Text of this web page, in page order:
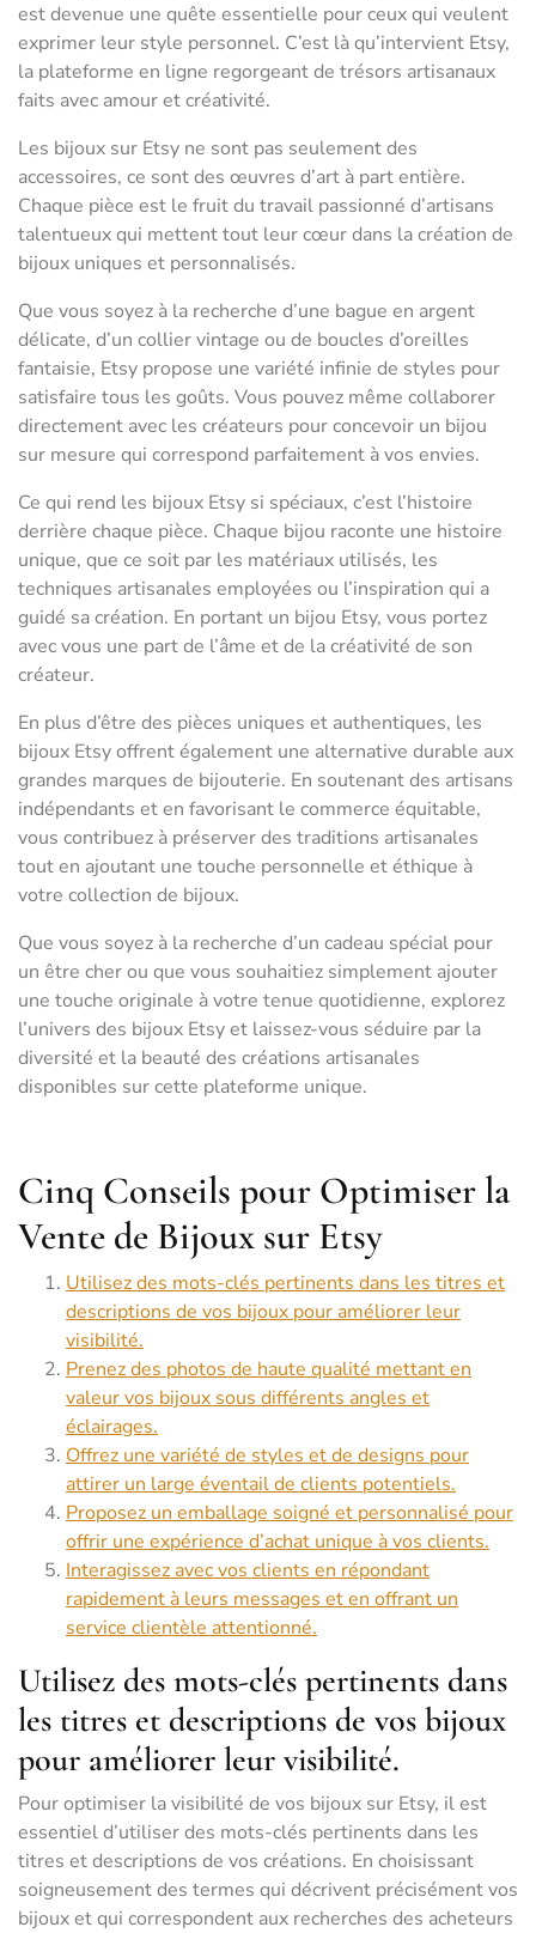
est devenue une quête essentielle pour ceux qui veulent
exprimer leur style personnel. C’est là qu’intervient Etsy,
la plateforme en ligne regorgeant de trésors artisanaux
faits avec amour et créativité.
Les bijoux sur Etsy ne sont pas seulement des
accessoires, ce sont des œuvres d’art à part entière.
Chaque pièce est le fruit du travail passionné d’artisans
talentueux qui mettent tout leur cœur dans la création de
bijoux uniques et personnalisés.
Que vous soyez à la recherche d’une bague en argent
délicate, d’un collier vintage ou de boucles d’oreilles
fantaisie, Etsy propose une variété infinie de styles pour
satisfaire tous les goûts. Vous pouvez même collaborer
directement avec les créateurs pour concevoir un bijou
sur mesure qui correspond parfaitement à vos envies.
Ce qui rend les bijoux Etsy si spéciaux, c’est l’histoire
derrière chaque pièce. Chaque bijou raconte une histoire
unique, que ce soit par les matériaux utilisés, les
techniques artisanales employées ou l’inspiration qui a
guidé sa création. En portant un bijou Etsy, vous portez
avec vous une part de l’âme et de la créativité de son
créateur.
En plus d’être des pièces uniques et authentiques, les
bijoux Etsy offrent également une alternative durable aux
grandes marques de bijouterie. En soutenant des artisans
indépendants et en favorisant le commerce équitable,
vous contribuez à préserver des traditions artisanales
tout en ajoutant une touche personnelle et éthique à
votre collection de bijoux.
Que vous soyez à la recherche d’un cadeau spécial pour
un être cher ou que vous souhaitiez simplement ajouter
une touche originale à votre tenue quotidienne, explorez
l’univers des bijoux Etsy et laissez-vous séduire par la
diversité et la beauté des créations artisanales
disponibles sur cette plateforme unique.
Cinq Conseils pour Optimiser la
Vente de Bijoux sur Etsy
Utilisez des mots-clés pertinents dans les titres et
descriptions de vos bijoux pour améliorer leur
visibilité.
Prenez des photos de haute qualité mettant en
valeur vos bijoux sous différents angles et
éclairages.
Offrez une variété de styles et de designs pour
attirer un large éventail de clients potentiels.
Proposez un emballage soigné et personnalisé pour
offrir une expérience d’achat unique à vos clients.
Interagissez avec vos clients en répondant
rapidement à leurs messages et en offrant un
service clientèle attentionné.
Utilisez des mots-clés pertinents dans
les titres et descriptions de vos bijoux
pour améliorer leur visibilité.
Pour optimiser la visibilité de vos bijoux sur Etsy, il est
essentiel d’utiliser des mots-clés pertinents dans les
titres et descriptions de vos créations. En choisissant
soigneusement des termes qui décrivent précisément vos
bijoux et qui correspondent aux recherches des acheteurs